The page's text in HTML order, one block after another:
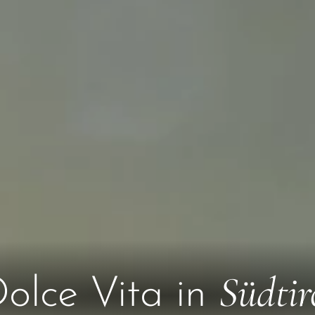
Vita in